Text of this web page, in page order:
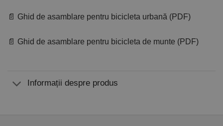
📄 Ghid de asamblare pentru bicicleta urbană (PDF)
📄 Ghid de asamblare pentru bicicleta de munte (PDF)
Informații despre produs